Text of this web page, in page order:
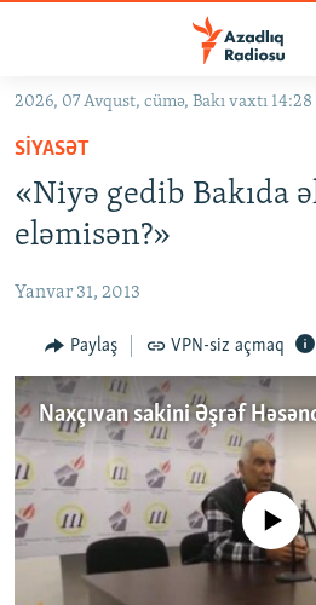
Əsas
qayıt
Əsas
naviqasiyaya
qayıt
GÜNDƏM
KORRUPSIOMETR
FƏRQƏ BAX
QANUNI DOĞRU
ARAŞDIRMA
MULTIMEDIA
VIDEO
FOTOQALEREYA
İNFOQRAFIKA
RADIO ARXIV
OXU ZALI
AZƏRBAYCAN ƏDƏBIYYATI KITABXANASI
HAQQIMIZDA
MISSIYAMIZ
2026, 07 Avqust, cümə, Bakı vaxtı 14:28
SIYASƏT
«Niyə gedib Bakıda
eləmisən?»
Yanvar 31, 2013
Paylaş VPN-siz açmaq
No media source